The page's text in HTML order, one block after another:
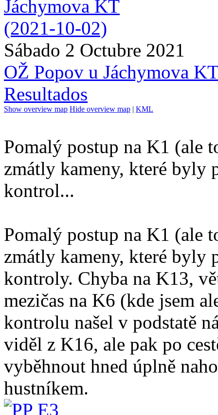
Sábado 2 Octubre 2021
OŽ Popov u Jáchymova
Resultados
Show overview map Hide overview map | KML
Pomalý postup na K1 (ale
zmátly kameny, které byly
kontrol...
Pomalý postup na K1 (ale
zmátly kameny, které byly
kontroly. Chyba na K13,
mezičas na K6 (kde jsem
kontrolu našel v podstatě
viděl z K16, ale pak po
vyběhnout hned úplně
hustníkem.